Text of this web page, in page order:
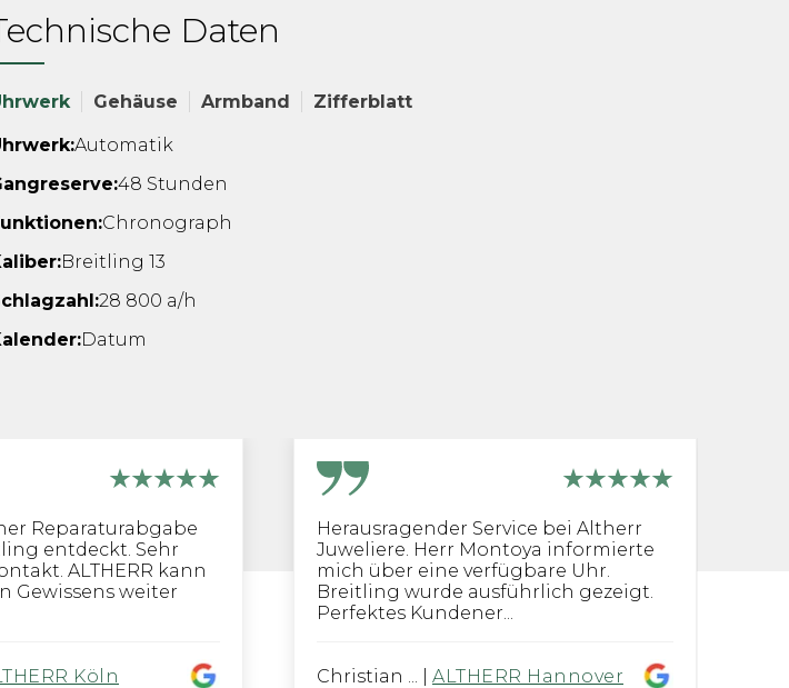
Daten
Gehäuse Armband Zifferblatt
Automatik
48 Stunden
Chronograph
Breitling 13
28 800 a/h
Datum
Reparaturabgabe
entdeckt. Sehr
ALTHERR kann
Gewissens weiter
Köln
Herausragender Service bei Altherr
Juweliere. Herr Montoya informierte
mich über eine verfügbare Uhr.
Breitling wurde ausführlich gezeigt.
Perfektes Kundener...
Christian ... ALTHERR Hannover